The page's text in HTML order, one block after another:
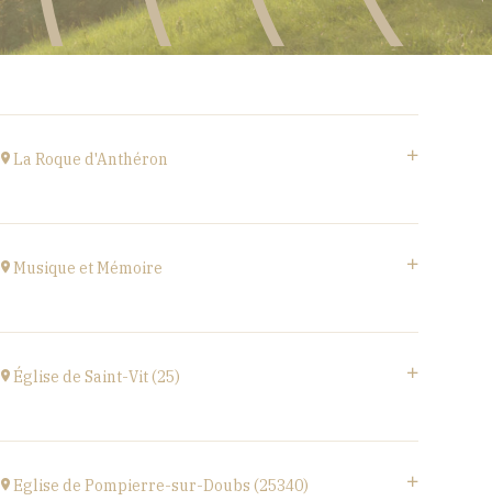
La Roque d'Anthéron
à18H30
Musique et Mémoire
(70310)
à 17H00
Église de Saint-Vit (25)
25410 SAINT-VIT
à 18H00
Eglise de Pompierre-sur-Doubs (25340)